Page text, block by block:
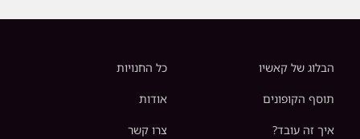
הבלוג של קאשיו כל החנויות
תוסף הקופונים אודות
איך זה עובד? צרו קשר